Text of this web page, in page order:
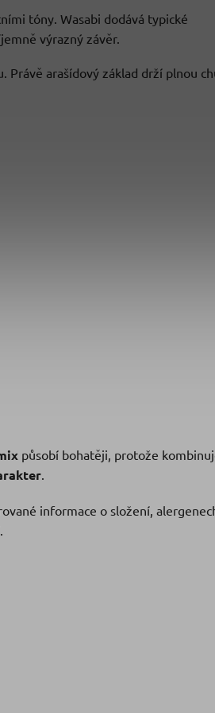
tóny. Wasabi dodává typické
výrazný závěr.
Právě arašídový základ drží plnou
působí bohatěji, protože
.
informace o složení,